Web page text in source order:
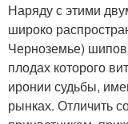
Наряду с этими
широко
Черноземье)
плодах которого
иронии судьбы,
рынках. Отличить